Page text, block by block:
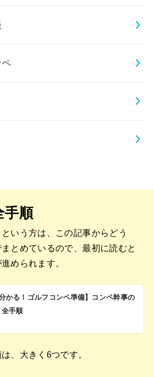
手順
いう方は、この記事からどう
とめているので、最初に読むと
められます。
分かる！ゴルフコンペ準備】コンペ幹事の
手順
、大きく6つです。